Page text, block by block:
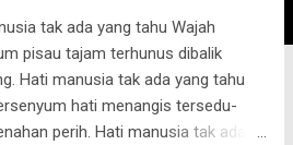
tak ada yang tahu Wajah
pisau tajam terhunus dibalik
Hati manusia tak ada yang tahu
hati menangis tersedu-
perih. Hati manusia tak ada